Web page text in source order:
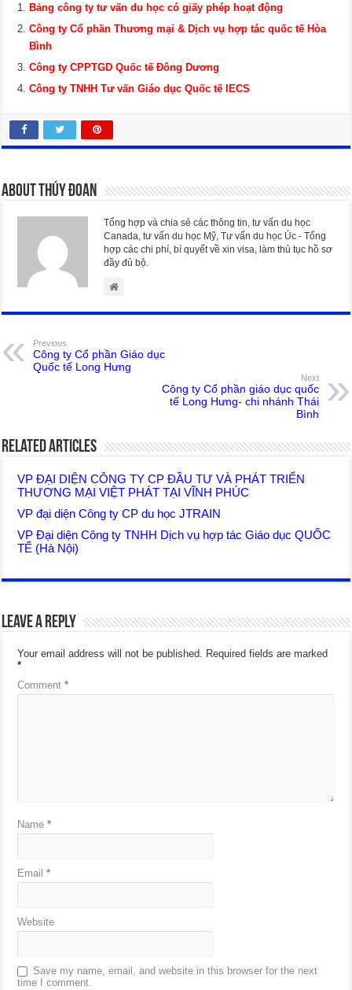
Bảng công ty tư vấn du học có giấy phép hoạt động
Công ty Cổ phần Thương mại & Dịch vụ hợp tác quốc tế Hòa
Bình
Công ty CPPTGD Quốc tế Đông Dương
Công ty TNHH Tư vấn Giáo dục Quốc tế IECS
About Thúy Đoan
Tổng hợp và chia sẻ các thông tin, tư vấn du học
Canada, tư vấn du học Mỹ, Tư vấn du học Úc - Tổng
hợp các chi phí, bí quyết về xin visa, làm thủ tục hồ sơ
đầy đủ bộ.
Previous
Công ty Cổ phần Giáo dục
Quốc tế Long Hưng
Next
Công ty Cổ phần giáo dục quốc
tế Long Hưng- chi nhánh Thái
Bình
Related Articles
VP ĐẠI DIỆN CÔNG TY CP ĐẦU TƯ VÀ PHÁT TRIỂN
THƯƠNG MẠI VIỆT PHÁT TẠI VĨNH PHÚC
VP đại diện Công ty CP du học JTRAIN
VP Đại diện Công ty TNHH Dịch vụ hợp tác Giáo dục QUỐC
TẾ (Hà Nội)
Leave a Reply
Your email address will not be published. Required fields are marked
*
Comment*
Name*
Email*
Website
Save my name, email, and website in this browser for the next
time I comment.